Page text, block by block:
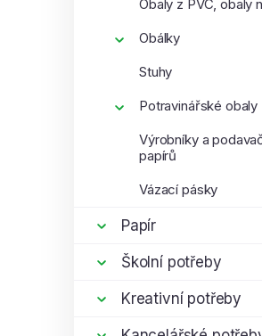
Obaly z PVC, obaly
Obálky
Stuhy
Potravinářské obaly
Výrobníky a
papírů
Vázací pásky
Papír
Školní potřeby
Kreativní potřeby